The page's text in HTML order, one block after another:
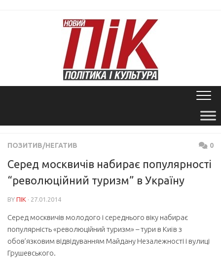
ПОЗИТИВ/НЕГАТИВ 0
Серед москвичів набирає популярності
“революційний туризм” в Україну
BY ПІК · 27.01.2014
Серед москвичів молодого і середнього віку набирає
популярність «революційний туризм» – тури в Київ з
обов’язковим відвідуванням Майдану Незалежності і вулиці
Грушевського.